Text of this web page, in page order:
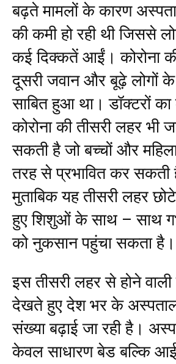
बढ़ते मामलों के कारण
की कमी हो रही थी जिससे
कई दिक्कतें आईं। कोरोना
दूसरी जवान और बूढ़े लोगों
साबित हुआ था। डॉक्टरों
कोरोना की तीसरी लहर भी
सकती है जो बच्चों और
तरह से प्रभावित कर सकती
मुताबिक यह तीसरी लहर
हुए शिशुओं के साथ – साथ
को नुकसान पहुंचा सकता है।
इस तीसरी लहर से होने वाली
देखते हुए देश भर के
संख्या बढ़ाई जा रही है।
केवल साधारण बेड बल्कि